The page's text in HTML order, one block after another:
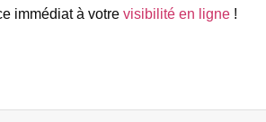
immédiat à votre visibilité en ligne !